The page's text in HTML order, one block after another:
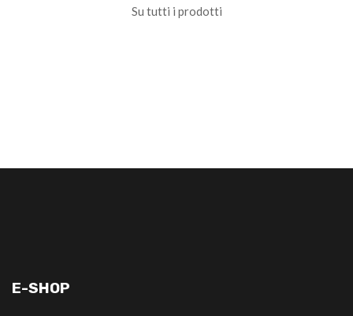
Su tutti i prodotti
E-SHOP